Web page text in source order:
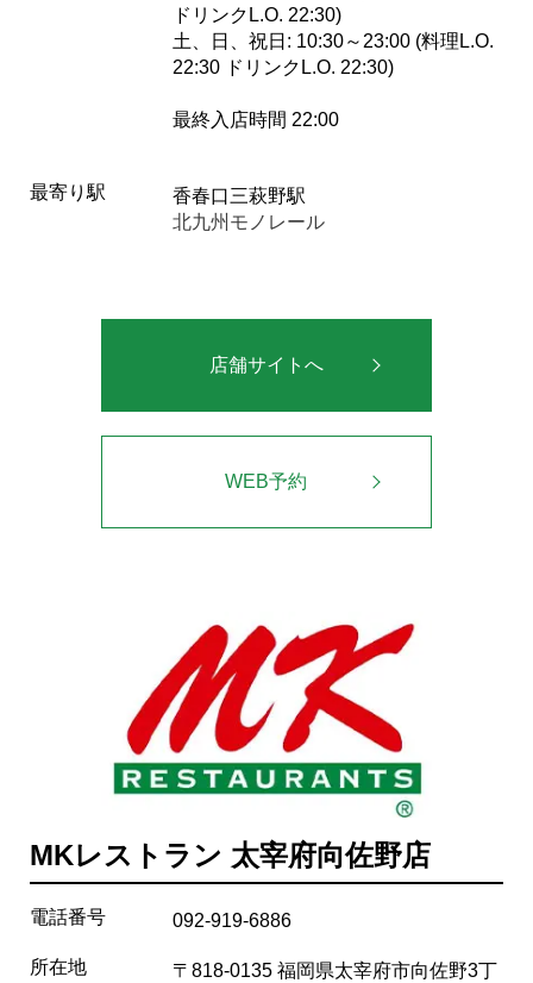
ドリンクL.O. 22:30)
土、日、祝日: 10:30～23:00 (料理L.O.
22:30 ドリンクL.O. 22:30)
最終入店時間 22:00
最寄り駅
香春口三萩野駅
北九州モノレール
店舗サイトへ
WEB予約
MKレストラン 太宰府向佐野店
電話番号 092-919-6886
所在地
〒818-0135 福岡県太宰府市向佐野3丁